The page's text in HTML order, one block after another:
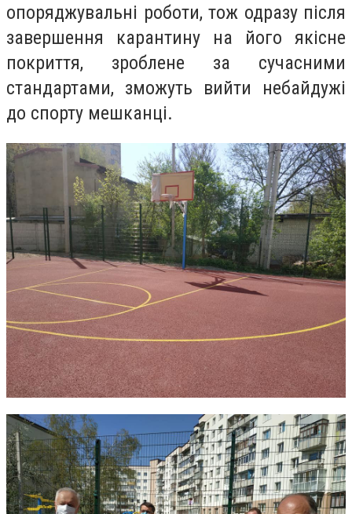
опоряджувальні роботи, тож одразу після
завершення карантину на його якісне
покриття, зроблене за сучасними
стандартами, зможуть вийти небайдужі
до спорту мешканці.